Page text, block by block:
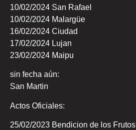
10/02/2024 San Rafael
10/02/2024 Malargüe
16/02/2024 Ciudad
17/02/2024 Lujan
23/02/2024 Maipu
sin fecha aún:
San Martin
Actos Oficiales:
25/02/2023 Bendicion de los Frutos